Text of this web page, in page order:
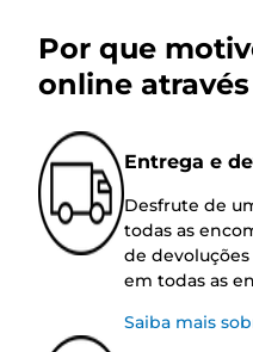
Por que
online
Entrega e
Desfrute de
todas as
de
em todas as
Saiba mais